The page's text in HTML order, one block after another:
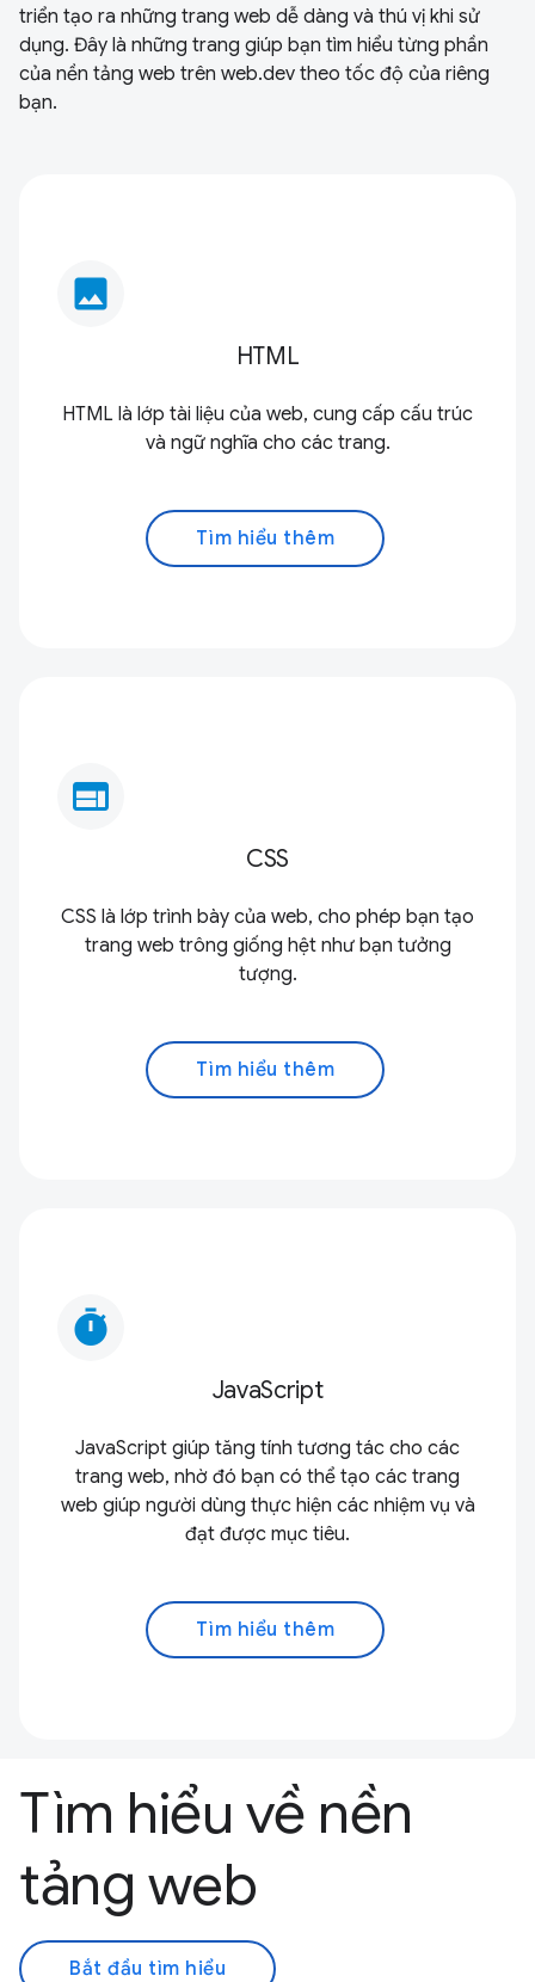
triển tạo ra những trang web dễ dàng và thú vị khi sử
dụng. Đây là những trang giúp bạn tìm hiểu từng phần
của nền tảng web trên web.dev theo tốc độ của riêng
bạn.
image
HTML
HTML là lớp tài liệu của web, cung cấp cấu trúc
và ngữ nghĩa cho các trang.
Tìm hiểu thêm
web
CSS
CSS là lớp trình bày của web, cho phép bạn tạo
trang web trông giống hệt như bạn tưởng
tượng.
Tìm hiểu thêm
timer
JavaScript
JavaScript giúp tăng tính tương tác cho các
trang web, nhờ đó bạn có thể tạo các trang
web giúp người dùng thực hiện các nhiệm vụ và
đạt được mục tiêu.
Tìm hiểu thêm
Tìm hiểu về nền
tảng web
Bắt đầu tìm hiểu